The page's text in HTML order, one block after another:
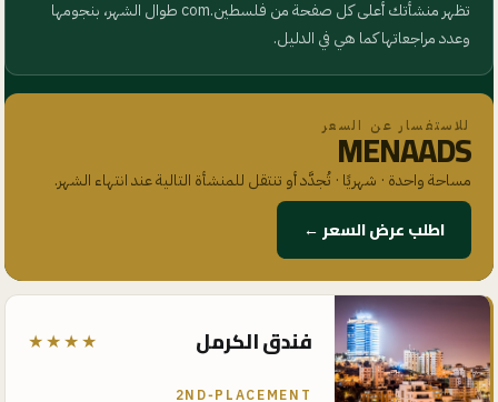
تظهر منشأتك أعلى كل صفحة من فلسطين.com
طوال الشهر، بنجومها
وعدد مراجعاتها كما هي في الدليل.
للاستفسار عن السعر
MENAADS
مساحة واحدة · شهريًا · تُجدَّد أو تنتقل للمنشأة التالية عند انتهاء الشهر.
اطلب عرض السعر ←
فندق الكرمل ★★★★
2ND‑PLACEMENT